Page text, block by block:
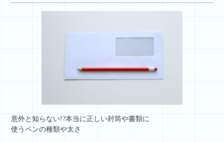
意外と知らない!?本当に正しい封筒や書類に
使うペンの種類や太さ